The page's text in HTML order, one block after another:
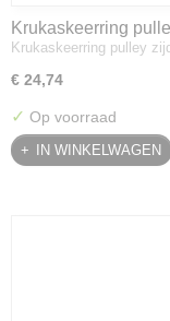
Krukaskeerring
Deere - 119934-
Krukaskeerring pulley
€ 24,74
✓ Op voorraad
IN WINKELWAGEN